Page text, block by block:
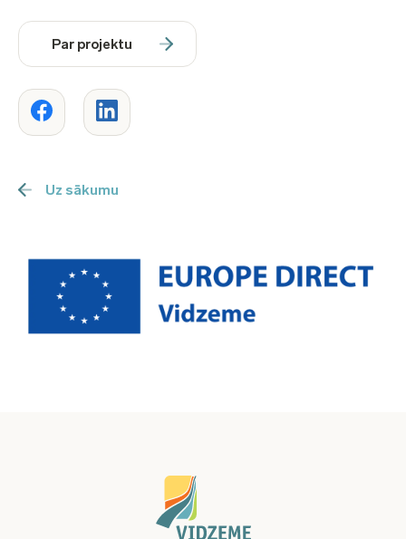
Par projektu
Uz sākumu